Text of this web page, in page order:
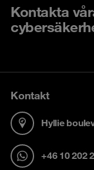
Kontakta
Kontakt
Hyllie
+46 10 202